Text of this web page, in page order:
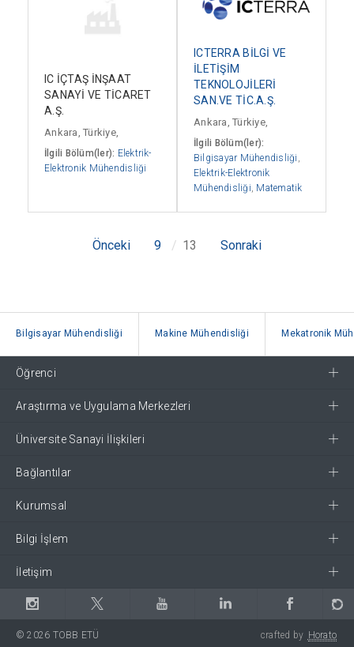
IC İÇTAŞ İNŞAAT
SANAYİ VE TİCARET
A.Ş.
Ankara, Türkiye,
İlgili Bölüm(ler): Elektrik-
Elektronik Mühendisliği
ICTERRA BİLGİ VE
İLETİŞİM
TEKNOLOJİLERİ
SAN.VE TİC.A.Ş.
Ankara, Türkiye,
İlgili Bölüm(ler):
Bilgisayar Mühendisliği ,
Elektrik-Elektronik
Mühendisliği, Matematik
Önceki 9 13 Sonraki
Bilgisayar Mühendisliği Makine Mühendisliği Mekatronik
Öğrenci
Araştırma ve Uygulama Merkezleri
Üniversite Sanayi İlişkileri
Bağlantılar
Kurumsal
Bilgi İşlem
İletişim
© 2026 TOBB ETÜ crafted by Horato